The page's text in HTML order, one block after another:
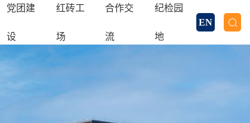
党团建
设
红砖工
场
合作交
流
纪检园
地
EN